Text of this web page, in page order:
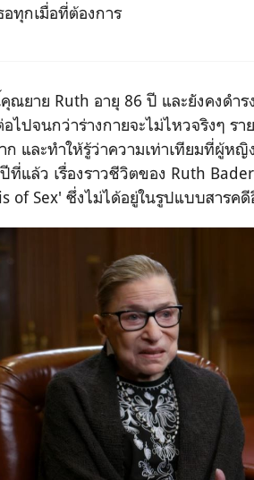
อทุกเมื่อที่ต้องการ
ณยาย Ruth อายุ 86 ปี และยังคงดำ
ไปจนกว่าร่างกายจะไม่ไหวจริงๆ รา
ก และทำให้รู้ว่าความเท่าเทียมที่ผู้ห
ที่แล้ว เรื่องราวชีวิตของ Ruth
of Sex' ซึ่งไม่ได้อยู่ในรูปแบบสารค